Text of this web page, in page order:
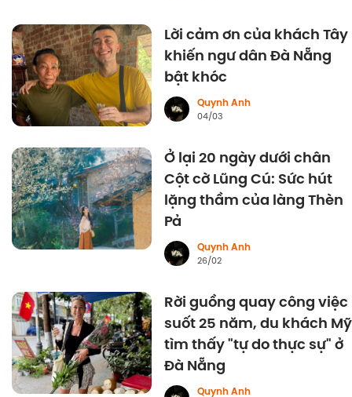
Lời cảm ơn của khách Tây
khiến ngư dân Đà Nẵng
bật khóc
Quynh Anh
04/03
Ở lại 20 ngày dưới chân
Cột cờ Lũng Cú: Sức hút
lặng thầm của làng Thèn
Pả
Quynh Anh
26/02
Rời guồng quay công việc
suốt 25 năm, du khách Mỹ
tìm thấy "tự do thực sự" ở
Đà Nẵng
Quynh Anh